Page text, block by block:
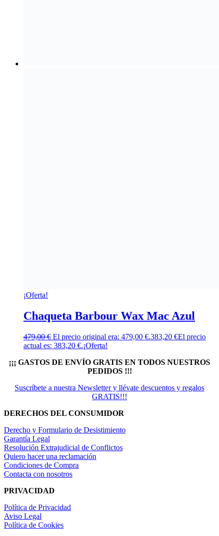
¡Oferta!
Chaqueta Barbour Wax Mac Azul
479,00€ El precio original era: 479,00 €.383,20 €El precio
actual es: 383,20 €.¡Oferta!
¡¡¡ GASTOS DE ENVÍO GRATIS EN TODOS NUESTROS
PEDIDOS !!!
Suscríbete a nuestra Newsletter y llévate descuentos y regalos
GRATIS!!!
DERECHOS DEL CONSUMIDOR
Derecho y Formulario de Desistimiento
Garantía Legal
Resolución Extrajudicial de Conflictos
Quiero hacer una reclamación
Condiciones de Compra
Contacta con nosotros
PRIVACIDAD
Política de Privacidad
Aviso Legal
Política de Cookies